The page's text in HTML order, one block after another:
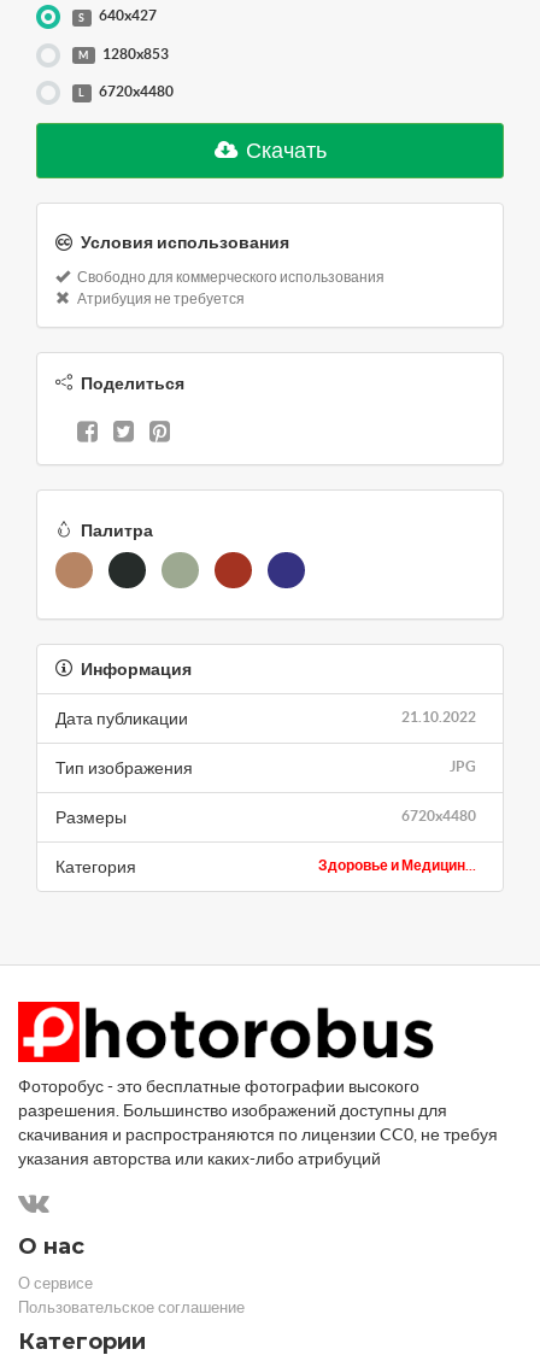
S 640x427
M 1280x853
L 6720x4480
Скачать
Условия использования
Свободно для коммерческого использования
Атрибуция не требуется
Поделиться
Палитра
Информация
21.10.2022
Дата публикации
JPG
Тип изображения
6720x4480
Размеры
Здоровье и Медицин...
Категория
Фоторобус - это бесплатные фотографии высокого
разрешения. Большинство изображений доступны для
скачивания и распространяются по лицензии CC0, не требуя
указания авторства или каких-либо атрибуций
О нас
О сервисе
Пользовательское соглашение
Категории